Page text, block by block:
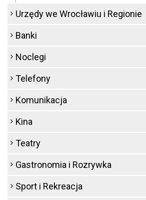
Urzędy we Wrocławiu i Regionie
Banki
Noclegi
Telefony
Komunikacja
Kina
Teatry
Gastronomia i Rozrywka
Sport i Rekreacja